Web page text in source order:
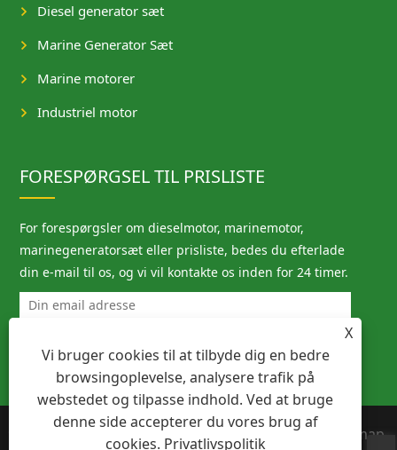
X
Vi bruger cookies til at tilbyde dig en bedre
browsingoplevelse, analysere trafik på
webstedet og tilpasse indhold. Ved at bruge
denne side accepterer du vores brug af
cookies. Privatlivspolitik
Diesel generator sæt
Marine Generator Sæt
Marine motorer
Industriel motor
FORESPØRGSEL TIL PRISLISTE
For forespørgsler om dieselmotor, marinemotor,
marinegeneratorsæt eller prisliste, bedes du efterlade
din e-mail til os, og vi vil kontakte os inden for 24 timer.
Copyright © 2023 Ningbo Megawatt
Links
Sitemap